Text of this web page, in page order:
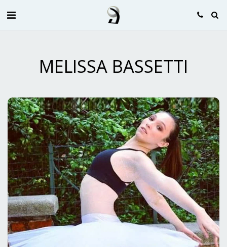
MELISSA BASSETTI